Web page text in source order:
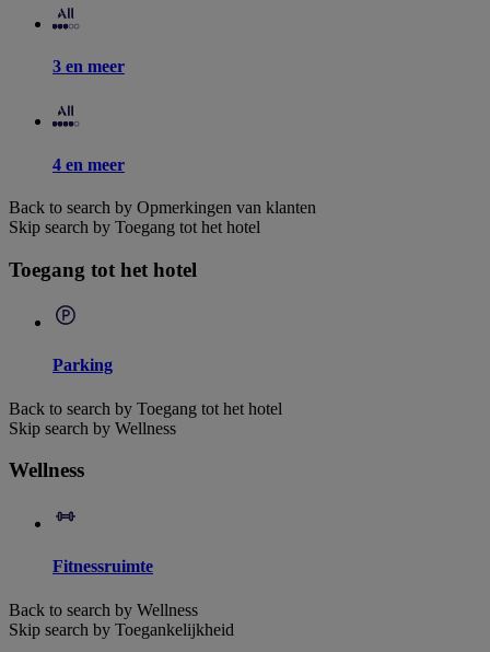
3 en meer
4 en meer
Back to search by Opmerkingen van klanten
Skip search by Toegang tot het hotel
Toegang tot het hotel
Parking
Back to search by Toegang tot het hotel
Skip search by Wellness
Wellness
Fitnessruimte
Back to search by Wellness
Skip search by Toegankelijkheid